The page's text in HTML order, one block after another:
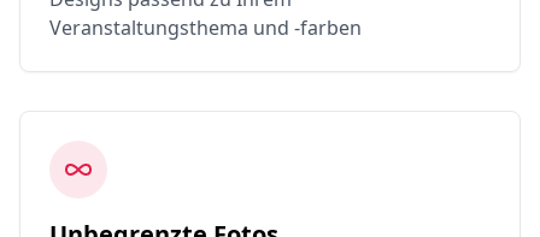
Veranstaltungsthema und -farben